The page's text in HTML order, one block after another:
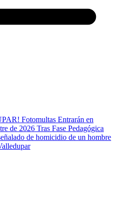
Fotomultas Entrarán en
de 2026 Tras Fase Pedagógica
de homicidio de un hombre